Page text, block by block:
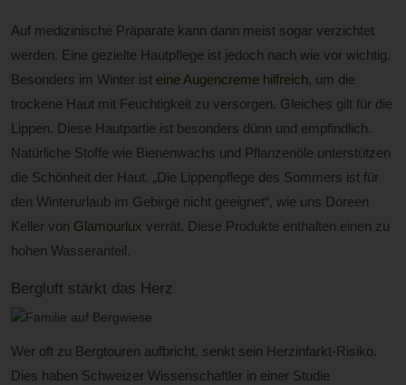
Auf medizinische Präparate kann dann meist sogar verzichtet
werden. Eine gezielte Hautpflege ist jedoch nach wie vor wichtig.
Besonders im Winter ist eine Augencreme hilfreich, um die
trockene Haut mit Feuchtigkeit zu versorgen. Gleiches gilt für die
Lippen. Diese Hautpartie ist besonders dünn und empfindlich.
Natürliche Stoffe wie Bienenwachs und Pflanzenöle unterstützen
die Schönheit der Haut. „Die Lippenpflege des Sommers ist für
den Winterurlaub im Gebirge nicht geeignet“, wie uns Doreen
Keller von Glamourlux verrät. Diese Produkte enthalten einen zu
hohen Wasseranteil.
Bergluft stärkt das Herz
Wer oft zu Bergtouren aufbricht, senkt sein Herzinfarkt-Risiko.
Dies haben Schweizer Wissenschaftler in einer Studie